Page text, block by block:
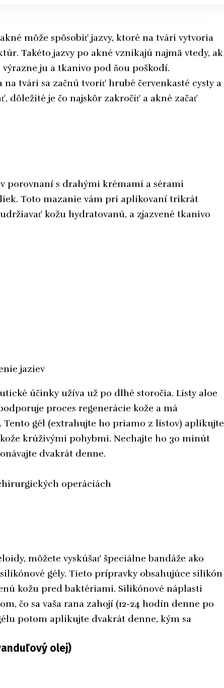
môže spôsobiť jazvy, ktoré na tvári vytvoria
Takéto jazvy po akné vznikajú najmä vtedy, ak
ju a tkanivo pod ňou poškodí.
na tvári sa začnú tvoriť hrubé červenkasté cysty a
dôležité je čo najskôr zakročiť a akné začať
porovnaní s drahými krémami a sérami
Toto mazanie vám pri aplikovaní trikrát
kožu hydratovanú, a zjazvené tkanivo
účinky užíva už po dlhé storočia. Listy aloe
proces regenerácie kože a má
gél (extrahujte ho priamo z listov) aplikujte
krúživými pohybmi. Nechajte ho 30 minút
dvakrát denne.
operáciách
môžete vyskúšať špeciálne bandáže ako
gély. Tieto prípravky obsahujúce silikón
kožu pred baktériami. Silikónové náplasti
čo sa vaša rana zahojí (12-24 hodín denne po
potom aplikujte dvakrát denne, kým sa
olej)